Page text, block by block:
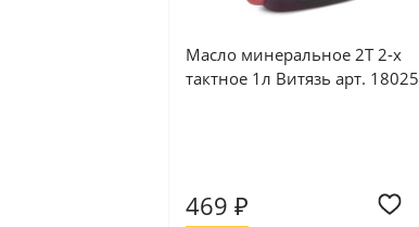
Масло минеральное 2T 2-х
тактное 1л Витязь арт.
469 ₽